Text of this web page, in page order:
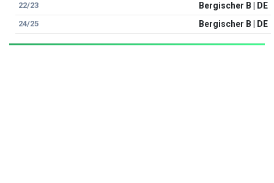
22/23 Bergischer B | DE
24/25 Bergischer B | DE